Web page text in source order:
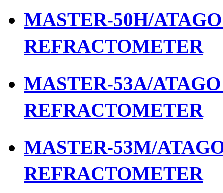
MASTER-50H/
REFRACTOMETER
MASTER-53A/
REFRACTOMETER
MASTER-53M/
REFRACTOMETER